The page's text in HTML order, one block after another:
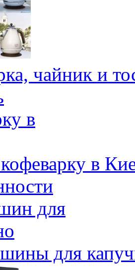
чайник и
в
для